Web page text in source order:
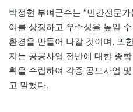
박정현 부여군수는 “민간전문
여를 상징하고 우수성을 높일
환경을 만들어 나갈 것이며, 또
지는 공공사업 전반에 대한 종
획을 수립하여 각종 공모사업
고 말했다.